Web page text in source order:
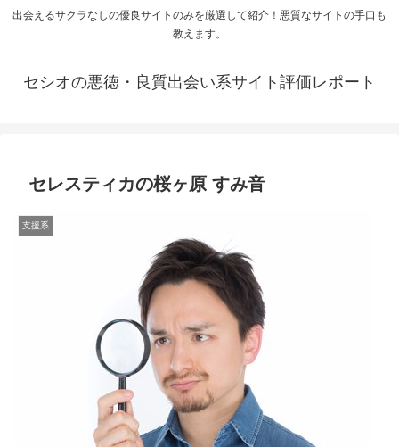
出会えるサクラなしの優良サイトのみを厳選して紹介！悪質なサイトの手口も
教えます。
セシオの悪徳・良質出会い系サイト評価レポート
セレスティカの桜ヶ原 すみ音
支援系